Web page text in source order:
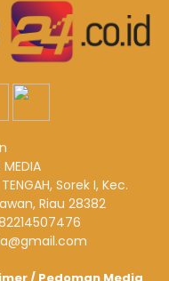
MEDIA
Sorek I, Kec.
Riau 28382